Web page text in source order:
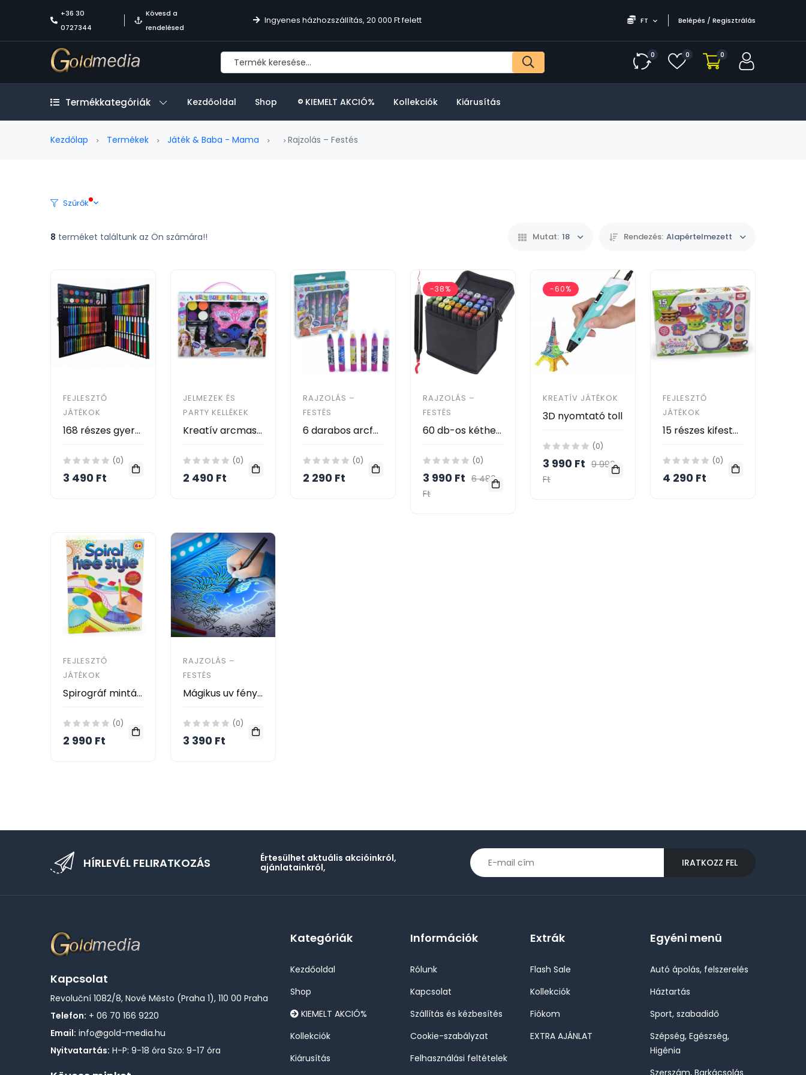
+36 30
0727344
Kövesd a
rendelésed
Ingyenes házhozszállítás, 20 000 Ft felett FT Belépés / Regisztrálás
0 0 0
Termékkategóriák Kezdőoldal Shop KIEMELT AKCIÓ% Kollekciók Kiárusítás
Kezdőlap Termékek Játék & Baba - Mama Rajzolás – Festés
Szűrők
8 terméket találtunk az Ön számára!! Mutat: 18 Rendezés: Alapértelmezett
FEJLESZTŐ
JÁTÉKOK
168 részes gyerek rajz és festőkészlet
(0)
3 490 Ft
JELMEZEK ÉS
PARTY KELLÉKEK
Kreatív arcmaszk és arcfestő készlet gyerekeknek
(0)
2 490 Ft
RAJZOLÁS –
FESTÉS
6 darabos arcfestő készlet gyerekeknek
(0)
2 290 Ft
-38%
RAJZOLÁS –
FESTÉS
60 db-os kéthegyű filctoll készlet - professzionális - rajzoláshoz és szövegkiemeléshez
(0)
3 990 Ft 6 480
Ft
-60%
KREATÍV JÁTÉKOK
3D nyomtató toll
(0)
3 990 Ft 9 990
Ft
FEJLESZTŐ
JÁTÉKOK
15 részes kifesthető teáskészlet gyerekeknek
(0)
4 290 Ft
FEJLESZTŐ
JÁTÉKOK
Spirográf mintázó rajzkészlet
(0)
2 990 Ft
RAJZOLÁS –
FESTÉS
Mágikus uv fényes rajzkészlet
(0)
3 390 Ft
HÍRLEVÉL FELIRATKOZÁS
Értesülhet aktuális akcióinkról,
ajánlatainkról,
IRATKOZZ FEL
Kapcsolat
Revoluční 1082/8, Nové Město (Praha 1), 110 00 Praha
Telefon: + 06 70 166 9220
Email: info@gold-media.hu
Nyitvatartás: H-P: 9-18 óra Szo: 9-17 óra
Kategóriák
Kezdőoldal
Shop
KIEMELT AKCIÓ%
Kollekciók
Kiárusítás
Információk
Rólunk
Kapcsolat
Szállítás és kézbesítés
Cookie-szabályzat
Felhasználási feltételek
Extrák
Flash Sale
Kollekciók
Fiókom
EXTRA AJÁNLAT
Egyéni menü
Autó ápolás, felszerelés
Háztartás
Sport, szabadidő
Szépség, Egészség,
Higénia
Szerszám, Barkácsolás